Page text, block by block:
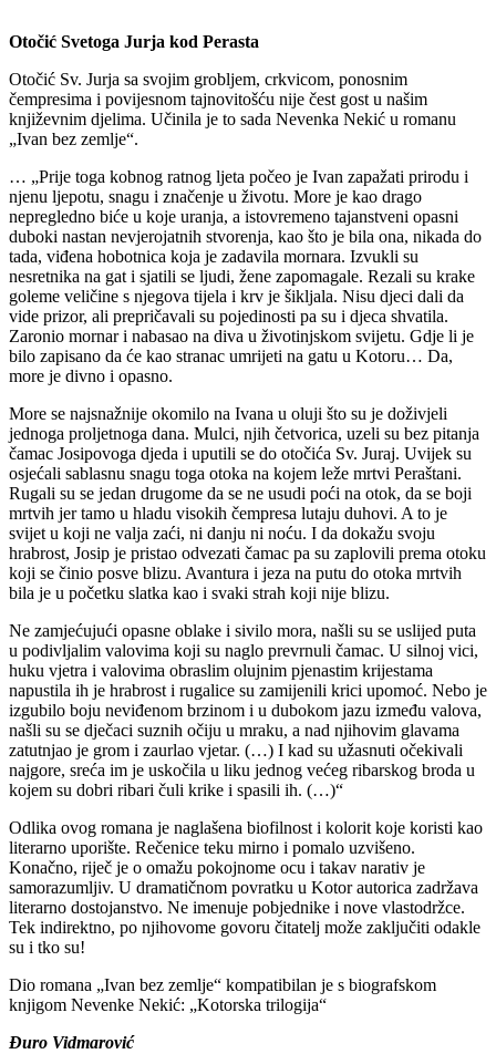
Otočić Svetoga Jurja kod Perasta
Otočić Sv. Jurja sa svojim grobljem, crkvicom, ponosnim
čempresima i povijesnom tajnovitošću nije čest gost u našim
književnim djelima. Učinila je to sada Nevenka Nekić u romanu
„Ivan bez zemlje“.
… „Prije toga kobnog ratnog ljeta počeo je Ivan zapažati prirodu i
njenu ljepotu, snagu i značenje u životu. More je kao drago
nepregledno biće u koje uranja, a istovremeno tajanstveni opasni
duboki nastan nevjerojatnih stvorenja, kao što je bila ona, nikada do
tada, viđena hobotnica koja je zadavila mornara. Izvukli su
nesretnika na gat i sjatili se ljudi, žene zapomagale. Rezali su krake
goleme veličine s njegova tijela i krv je šikljala. Nisu djeci dali da
vide prizor, ali prepričavali su pojedinosti pa su i djeca shvatila.
Zaronio mornar i nabasao na diva u životinjskom svijetu. Gdje li je
bilo zapisano da će kao stranac umrijeti na gatu u Kotoru… Da,
more je divno i opasno.
More se najsnažnije okomilo na Ivana u oluji što su je doživjeli
jednoga proljetnoga dana. Mulci, njih četvorica, uzeli su bez pitanja
čamac Josipovoga djeda i uputili se do otočića Sv. Juraj. Uvijek su
osjećali sablasnu snagu toga otoka na kojem leže mrtvi Peraštani.
Rugali su se jedan drugome da se ne usudi poći na otok, da se boji
mrtvih jer tamo u hladu visokih čempresa lutaju duhovi. A to je
svijet u koji ne valja zaći, ni danju ni noću. I da dokažu svoju
hrabrost, Josip je pristao odvezati čamac pa su zaplovili prema otoku
koji se činio posve blizu. Avantura i jeza na putu do otoka mrtvih
bila je u početku slatka kao i svaki strah koji nije blizu.
Ne zamjećujući opasne oblake i sivilo mora, našli su se uslijed puta
u podivljalim valovima koji su naglo prevrnuli čamac. U silnoj vici,
huku vjetra i valovima obraslim olujnim pjenastim krijestama
napustila ih je hrabrost i rugalice su zamijenili krici upomoć. Nebo je
izgubilo boju neviđenom brzinom i u dubokom jazu između valova,
našli su se dječaci suznih očiju u mraku, a nad njihovim glavama
zatutnjao je grom i zaurlao vjetar. (…) I kad su užasnuti očekivali
najgore, sreća im je uskočila u liku jednog većeg ribarskog broda u
kojem su dobri ribari čuli krike i spasili ih. (…)“
Odlika ovog romana je naglašena biofilnost i kolorit koje koristi kao
literarno uporište. Rečenice teku mirno i pomalo uzvišeno.
Konačno, riječ je o omažu pokojnome ocu i takav narativ je
samorazumljiv. U dramatičnom povratku u Kotor autorica zadržava
literarno dostojanstvo. Ne imenuje pobjednike i nove vlastodržce.
Tek indirektno, po njihovome govoru čitatelj može zaključiti odakle
su i tko su!
Dio romana „Ivan bez zemlje“ kompatibilan je s biografskom
knjigom Nevenke Nekić: „Kotorska trilogija“
Đuro Vidmarović